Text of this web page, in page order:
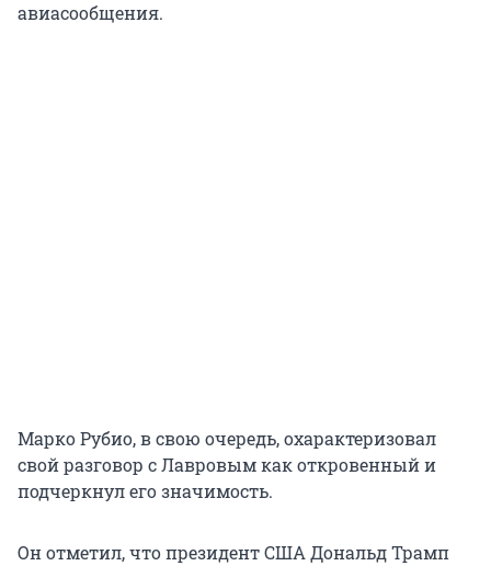
авиасообщения.
Марко Рубио, в свою очередь, охарактеризовал
свой разговор с Лавровым как откровенный и
подчеркнул его значимость.
Он отметил, что президент США Дональд Трамп